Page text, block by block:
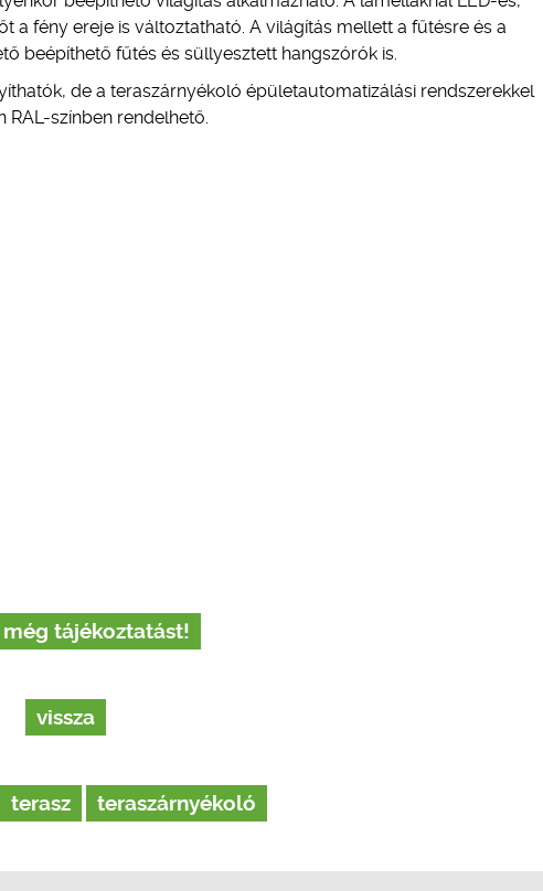
a fény ereje is változtatható. A világítás mellett a fűtésre és a
beépíthető fűtés és süllyesztett hangszórók is.
de a teraszárnyékoló épületautomatizálási rendszerekkel
színben rendelhető.
még tájékoztatást!
vissza
terasz teraszárnyékoló